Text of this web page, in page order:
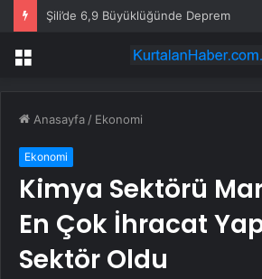
Şili’de 6,9 Büyüklüğünde Deprem
Menü
Anasayfa / Ekonomi
Ekonomi
Kimya Sektörü
En Çok İhracat
Sektör Oldu